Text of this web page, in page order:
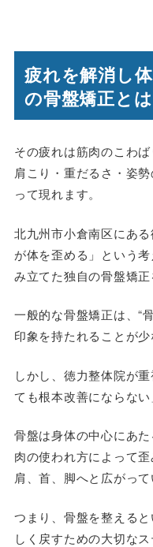
疲れを解消し
の骨盤矯正とは
その疲れは筋肉のこわ
肩こり・重だるさ・姿
って現れます。
北九州市小倉南区にあ
が体を歪める」という
み立てた独自の骨盤矯正
一般的な骨盤矯正は、“
印象を持たれることが少
しかし、徳力整体院が
ても根本改善にならない
骨盤は身体の中心にあ
肉の使われ方によって
肩、首、脚へと広がって
つまり、骨盤を整える
しく戻すための大切なス